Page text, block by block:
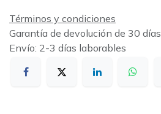
Términos y condiciones
Garantía de devolución de 30 días
Envío: 2-3 días laborables